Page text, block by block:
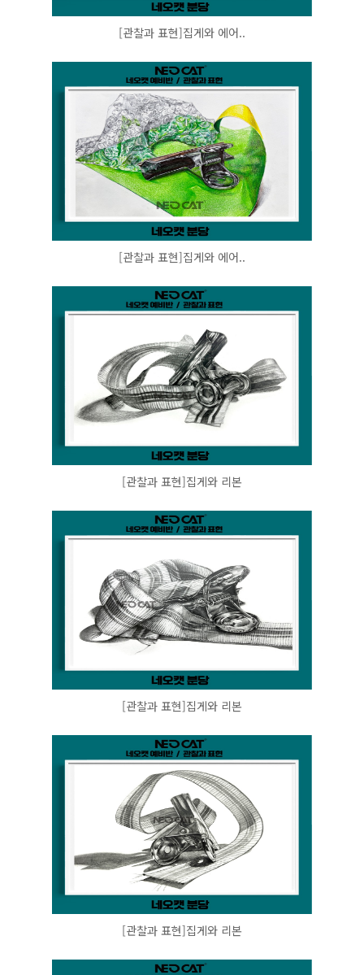
[관찰과 표현]집게와 에어..
[관찰과 표현]집게와 에어..
[관찰과 표현]집게와 리본
[관찰과 표현]집게와 리본
[관찰과 표현]집게와 리본